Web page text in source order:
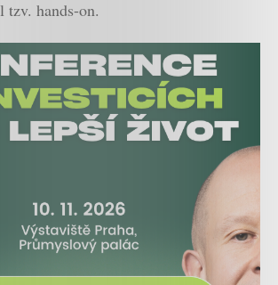
tzv. hands-on.